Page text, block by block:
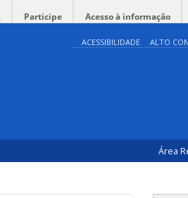
Participe Acesso à informação
ACESSIBILIDADE ALTO
Área